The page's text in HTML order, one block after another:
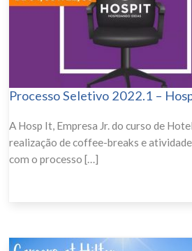
Processo Seletivo 2022.1 –
A Hosp It, Empresa Jr. do curso de
realização de coffee-breaks e
com o processo […]